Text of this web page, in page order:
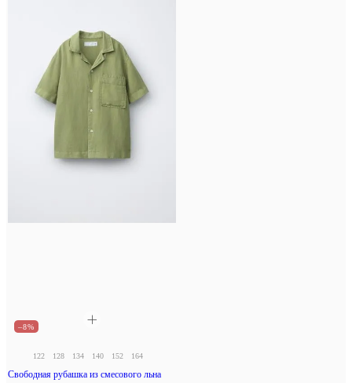
–8%
122 128 134 140 152 164
Свободная рубашка из смесового льна